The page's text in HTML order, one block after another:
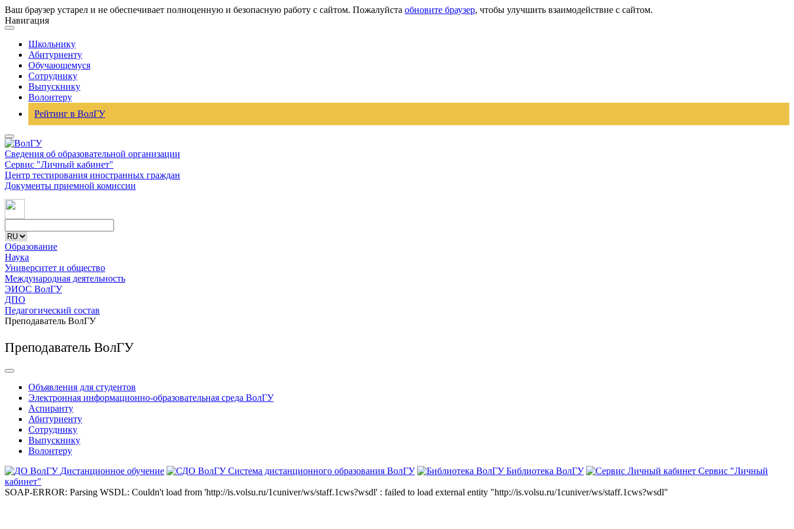
Ваш браузер устарел и не обеспечивает полноценную и безопасную работу с сайтом. Пожалуйста обновите браузер, чтобы улучшить взаимодействие с сайтом.
Навигация
Школьнику
Абитуриенту
Обучающемуся
Сотруднику
Выпускнику
Волонтеру
Рейтинг в ВолГУ
Сведения об образовательной организации
Сервис "Личный кабинет"
Центр тестирования иностранных граждан
Документы приемной комиссии
Образование
Наука
Университет и общество
Международная деятельность
ЭИОС ВолГУ
ДПО
Педагогический состав
Преподаватель ВолГУ
Преподаватель ВолГУ
Объявления для студентов
Электронная информационно-образовательная среда ВолГУ
Аспиранту
Абитуриенту
Сотруднику
Выпускнику
Волонтеру
Дистанционное обучение
Система дистанционного образования ВолГУ Библиотека ВолГУ
Сервис "Личный
кабинет"
SOAP-ERROR: Parsing WSDL: Couldn't load from 'http://is.volsu.ru/1cuniver/ws/staff.1cws?wsdl' : failed to load external entity "http://is.volsu.ru/1cuniver/ws/staff.1cws?wsdl"